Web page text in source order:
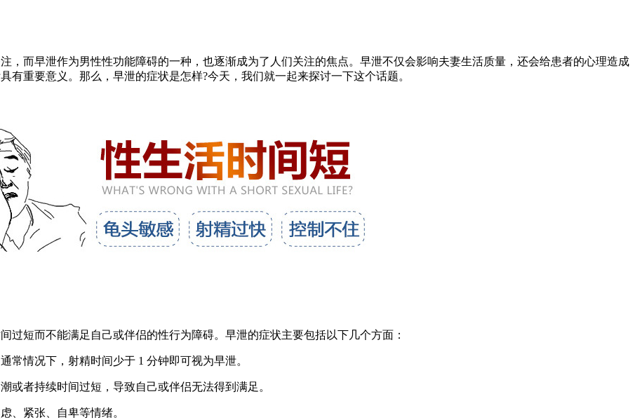
而早泄作为男性性功能障碍的一种，也逐渐成为了人们关注的焦点。早泄不仅会影响夫妻生活质量，还会给患者的心理造成
重要意义。那么，早泄的症状是怎样?今天，我们就一起来探讨一下这个话题。
短而不能满足自己或伴侣的性行为障碍。早泄的症状主要包括以下几个方面：
情况下，射精时间少于 1 分钟即可视为早泄。
者持续时间过短，导致自己或伴侣无法得到满足。
紧张、自卑等情绪。